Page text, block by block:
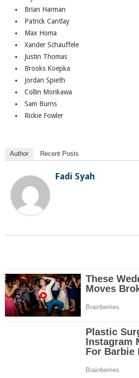
Brian Harman
Patrick Cantlay
Max Homa
Xander Schauffele
Justin Thomas
Brooks Koepka
Jordan Spieth
Collin Morikawa
Sam Burns
Rickie Fowler
Author Recent Posts
Fadi Syah